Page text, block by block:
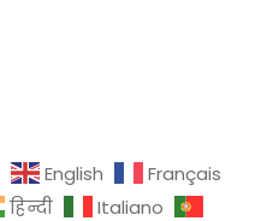
English
Français
हिन्दी
Italiano